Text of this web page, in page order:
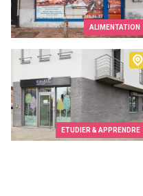
ALIMENTATION
ETUDIER & APPRENDRE
Kids&Us language school